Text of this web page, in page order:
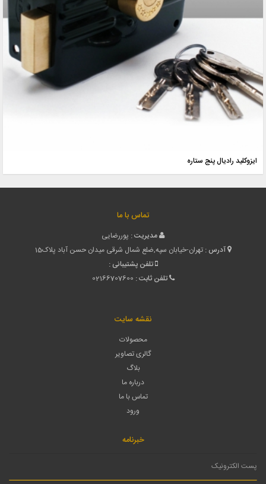
ايزوکليد راديال پنج ستاره
تماس با ما
مدیریت : پوررضایی
آدرس : تهران-خیابان سپه,ضلع شمال شرقی میدان حسن آباد پلاک15
تلفن پشتیبانی :
تلفن ثابت : 02166707600
نقشه سایت
محصولات
گالری تصاویر
بلاگ
درباره ما
تماس با ما
ورود
خبرنامه